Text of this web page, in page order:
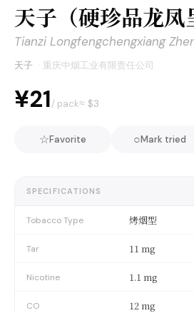
天子（硬珍品龙凤
Tianzi Longfengchengxiang
天子 · 重庆中烟工业有限责任公司
¥21/ pack≈ $3
☆Favorite ○Mark tried
SPECIFICATIONS
Tobacco Type 烤烟型
Tar 11 mg
Nicotine 1.1 mg
CO 12 mg